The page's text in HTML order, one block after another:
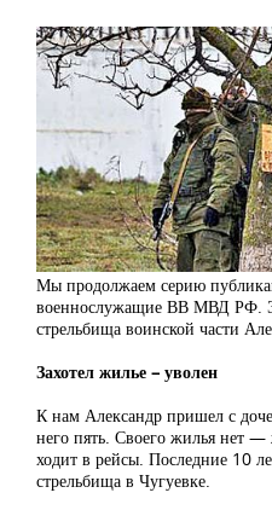
Мы продолжаем серию
военнослужащие ВВ МВД РФ.
стрельбища воинской части
Захотел жилье – уволен
К нам Александр пришел с
него пять. Своего жилья нет —
ходит в рейсы. Последние 10
стрельбища в Чугуевке.